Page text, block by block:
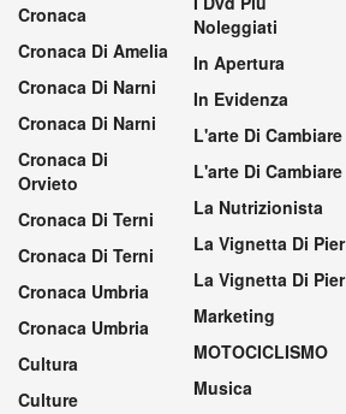
Cronaca
Cronaca Di Amelia
Cronaca Di Narni
Cronaca Di Narni
Cronaca Di
Orvieto
Cronaca Di Terni
Cronaca Di Terni
Cronaca Umbria
Cronaca Umbria
Cultura
Culture
Noleggiati
In Apertura
In Evidenza
L'arte Di Cambiare
L'arte Di Cambiare
La Nutrizionista
La Vignetta Di Pier
La Vignetta Di Pier
Marketing
MOTOCICLISMO
Musica